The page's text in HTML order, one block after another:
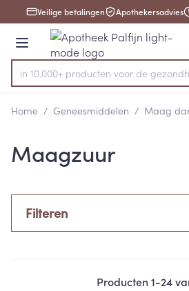
Ga naar de inhoud
1 van 1Veilige betalingen Apothekersadvies
Menu
Product, merk, categorie...
in 10.000+ producten voor de
Home / Geneesmiddelen / Maag
Maagzuur
Filteren
Producten1-24